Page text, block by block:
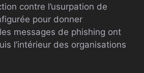
contre l’usurpation de
pour donner
messages de phishing ont
l’intérieur des organisations